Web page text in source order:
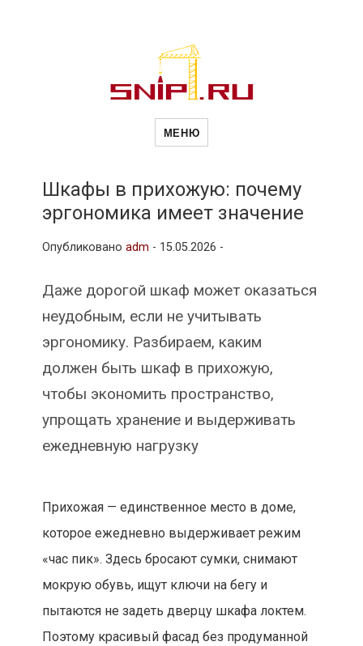
Новости
и
рубрики
МЕНЮ
Шкафы в прихожую: почему
эргономика имеет значение
Опубликовано adm - 15.05.2026 -
Даже дорогой шкаф может оказаться
неудобным, если не учитывать
эргономику. Разбираем, каким
должен быть шкаф в прихожую,
чтобы экономить пространство,
упрощать хранение и выдерживать
ежедневную нагрузку
Прихожая — единственное место в доме,
которое ежедневно выдерживает режим
«час пик». Здесь бросают сумки, снимают
мокрую обувь, ищут ключи на бегу и
пытаются не задеть дверцу шкафа локтем.
Поэтому красивый фасад без продуманной